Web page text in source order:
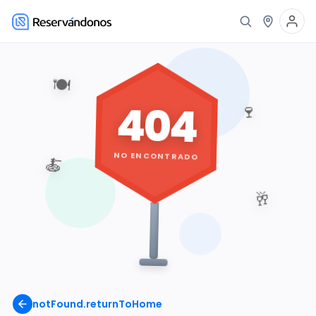
notFound.returnToHome
🍽️
🍷
🥂
🍝
404
NO ENCONTRADO